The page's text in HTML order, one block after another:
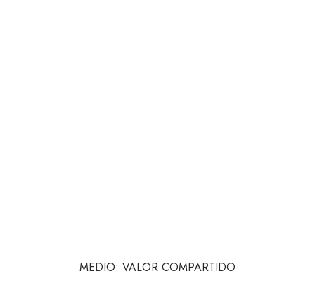
MEDIO: VALOR COMPARTIDO